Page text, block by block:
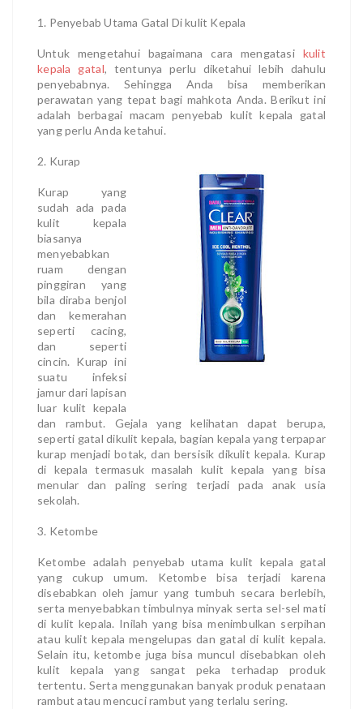
1. Penyebab Utama Gatal Di kulit Kepala
Untuk mengetahui bagaimana cara mengatasi kulit
kepala gatal, tentunya perlu diketahui lebih dahulu
penyebabnya. Sehingga Anda bisa memberikan
perawatan yang tepat bagi mahkota Anda. Berikut ini
adalah berbagai macam penyebab kulit kepala gatal
yang perlu Anda ketahui.
2. Kurap
Kurap yang
sudah ada pada
kulit kepala
biasanya
menyebabkan
ruam dengan
pinggiran yang
bila diraba benjol
dan kemerahan
seperti cacing,
dan seperti
cincin. Kurap ini
suatu infeksi
jamur dari lapisan
luar kulit kepala
dan rambut. Gejala yang kelihatan dapat berupa,
seperti gatal dikulit kepala, bagian kepala yang terpapar
kurap menjadi botak, dan bersisik dikulit kepala. Kurap
di kepala termasuk masalah kulit kepala yang bisa
menular dan paling sering terjadi pada anak usia
sekolah.
3. Ketombe
Ketombe adalah penyebab utama kulit kepala gatal
yang cukup umum. Ketombe bisa terjadi karena
disebabkan oleh jamur yang tumbuh secara berlebih,
serta menyebabkan timbulnya minyak serta sel-sel mati
di kulit kepala. Inilah yang bisa menimbulkan serpihan
atau kulit kepala mengelupas dan gatal di kulit kepala.
Selain itu, ketombe juga bisa muncul disebabkan oleh
kulit kepala yang sangat peka terhadap produk
tertentu. Serta menggunakan banyak produk penataan
rambut atau mencuci rambut yang terlalu sering.